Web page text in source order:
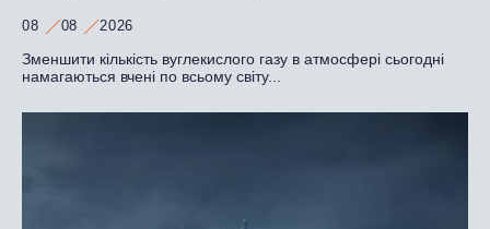
08 08 2026
Зменшити кількість вуглекислого газу в атмосфері сьогодні
намагаються вчені по всьому світу...